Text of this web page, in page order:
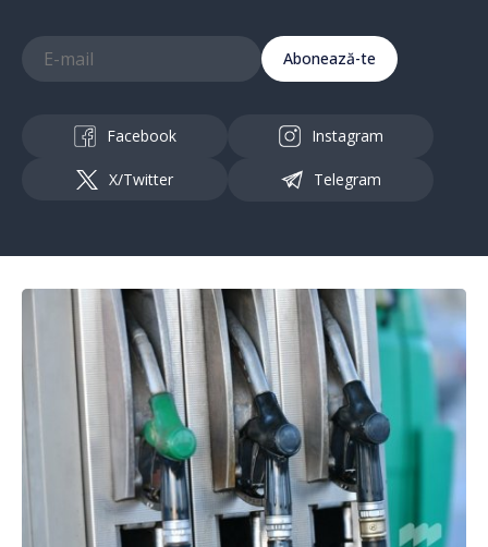
Abonează-te
Facebook Instagram
X/Twitter Telegram